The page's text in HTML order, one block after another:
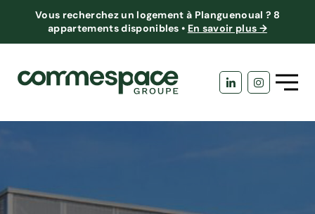
Vous recherchez un logement à Planguenoual ? 8
appartements disponibles • En savoir plus →